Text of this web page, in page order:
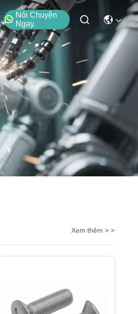
Nói Chuyện
Ngay.
Xem thêm > >